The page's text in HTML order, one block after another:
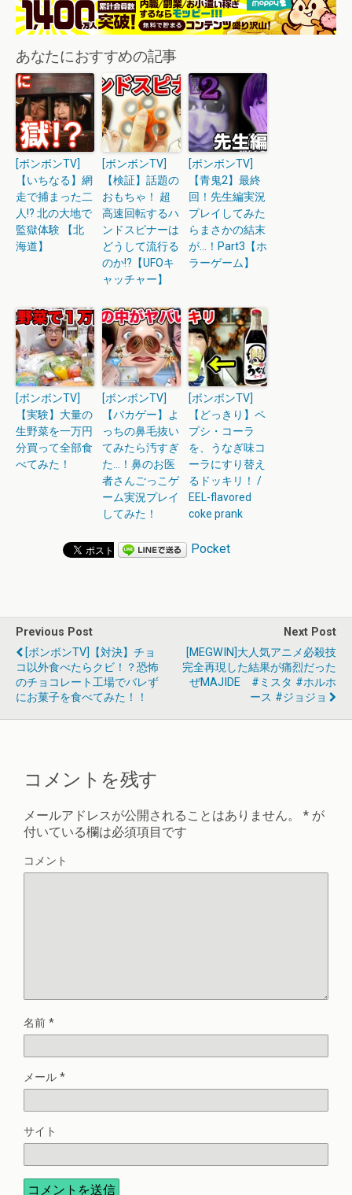
あなたにおすすめの記事
[ボンボンTV]
【いちなる】網
走で捕まった二
人!? 北の大地で
監獄体験 【北
海道】
[ボンボンTV]
【検証】話題の
おもちゃ！ 超
高速回転するハ
ンドスピナーは
どうして流行る
のか!?【UFOキ
ャッチャー】
[ボンボンTV]
【青鬼2】最終
回！先生編実況
プレイしてみた
らまさかの結末
が…！Part3【ホ
ラーゲーム】
[ボンボンTV]
【実験】大量の
生野菜を一万円
分買って全部食
べてみた！
[ボンボンTV]
【バカゲー】よ
っちの鼻毛抜い
てみたら汚すぎ
た…！鼻のお医
者さんごっこゲ
ーム実況プレイ
してみた！
[ボンボンTV]
【どっきり】ペ
プシ・コーラ
を、うなぎ味コ
ーラにすり替え
るドッキリ！ /
EEL-flavored
coke prank
Pocket
Previous Post
[ボンボンTV]【対決】チョ
コ以外食べたらクビ！？恐怖
のチョコレート工場でバレず
にお菓子を食べてみた！！
Next Post
[MEGWIN]大人気アニメ必殺技
完全再現した結果が痛烈だった
ぜMAJIDE #ミスタ #ホルホ
ース #ジョジョ
コメントを残す
メールアドレスが公開されることはありません。 * が
付いている欄は必須項目です
コメント
名前 *
メール *
サイト